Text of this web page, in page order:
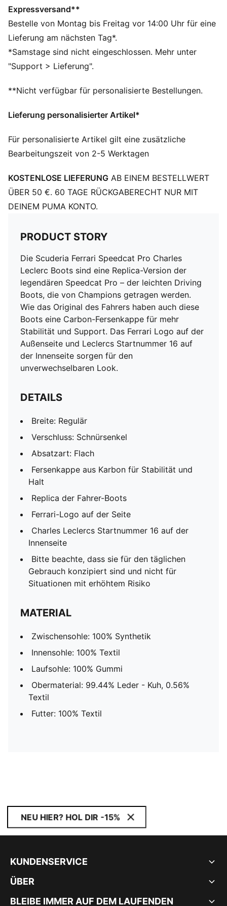
DETAILS
Breite: Regulär
Verschluss: Schnürsenkel
Absatzart: Flach
Fersenkappe aus Karbon für Stabilität und Halt
Replica der Fahrer-Boots
Charles Leclercs Startnummer 16 auf der Innenseite
konzipiert sind und nicht für Situationen mit erhöhtem
Expressversand**
Bestelle von Montag bis Freitag vor 14:00 Uhr für eine
Lieferung am nächsten Tag*.
*Samstage sind nicht eingeschlossen. Mehr unter
"Support > Lieferung".
**Nicht verfügbar für personalisierte Bestellungen.
Lieferung personalisierter Artikel*
Für personalisierte Artikel gilt eine zusätzliche
Bearbeitungszeit von 2-5 Werktagen
KOSTENLOSE LIEFERUNG AB EINEM BESTELLWERT
ÜBER 50 €. 60 TAGE RÜCKGABERECHT NUR MIT
DEINEM PUMA KONTO.
PRODUCT STORY
Die Scuderia Ferrari Speedcat Pro Charles
Leclerc Boots sind eine Replica-Version der
legendären Speedcat Pro – der leichten Driving
Boots, die von Champions getragen werden.
Wie das Original des Fahrers haben auch diese
Boots eine Carbon-Fersenkappe für mehr
Stabilität und Support. Das Ferrari Logo auf der
Außenseite und Leclercs Startnummer 16 auf
der Innenseite sorgen für den
unverwechselbaren Look.
DETAILS
Breite: Regulär
Verschluss: Schnürsenkel
Absatzart: Flach
Fersenkappe aus Karbon für Stabilität und
Halt
Replica der Fahrer-Boots
Ferrari-Logo auf der Seite
Charles Leclercs Startnummer 16 auf der
Innenseite
Bitte beachte, dass sie für den täglichen
Gebrauch konzipiert sind und nicht für
Situationen mit erhöhtem Risiko
MATERIAL
Zwischensohle: 100% Synthetik
Innensohle: 100% Textil
Laufsohle: 100% Gummi
Obermaterial: 99.44% Leder - Kuh, 0.56%
Textil
Futter: 100% Textil
NEU HIER? HOL DIR -15%
KUNDENSERVICE
ÜBER
BLEIBE IMMER AUF DEM LAUFENDEN